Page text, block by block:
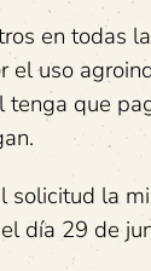
en todas
el uso
que
solicitud la
día 29 de